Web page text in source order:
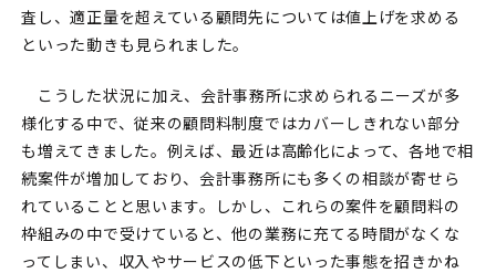
査し、適正量を超えている顧問先については値上げを求める
といった動きも見られました。
こうした状況に加え、会計事務所に求められるニーズが多
様化する中で、従来の顧問料制度ではカバーしきれない部分
も増えてきました。例えば、最近は高齢化によって、各地で相
続案件が増加しており、会計事務所にも多くの相談が寄せら
れていることと思います。しかし、これらの案件を顧問料の
枠組みの中で受けていると、他の業務に充てる時間がなくな
ってしまい、収入やサービスの低下といった事態を招きかね